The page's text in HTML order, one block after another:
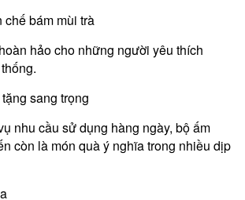
chế bám mùi trà
hảo cho những người yêu thích
sang trọng
nhu cầu sử dụng hàng ngày, bộ ấm
còn là món quà ý nghĩa trong nhiều dịp